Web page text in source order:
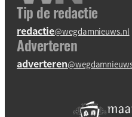
Tip de redactie
redactie@wegdamnieuws.nl
Adverteren
adverteren